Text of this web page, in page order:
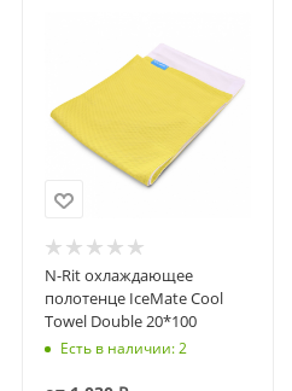
N-Rit охлаждающее
полотенце IceMate Cool
Towel Double 20*100
Есть в наличии: 2